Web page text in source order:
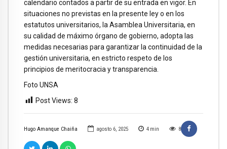
Hugo Amanque Chaiña agosto 6, 2025 4 min 8
calendario contados a partir de su entrada en vigor. En
situaciones no previstas en la presente ley o en los
estatutos universitarios, la Asamblea Universitaria, en
su calidad de máximo órgano de gobierno, adopta las
medidas necesarias para garantizar la continuidad de la
gestión universitaria, en estricto respeto de los
principios de meritocracia y transparencia.
Foto UNSA
Post Views: 8